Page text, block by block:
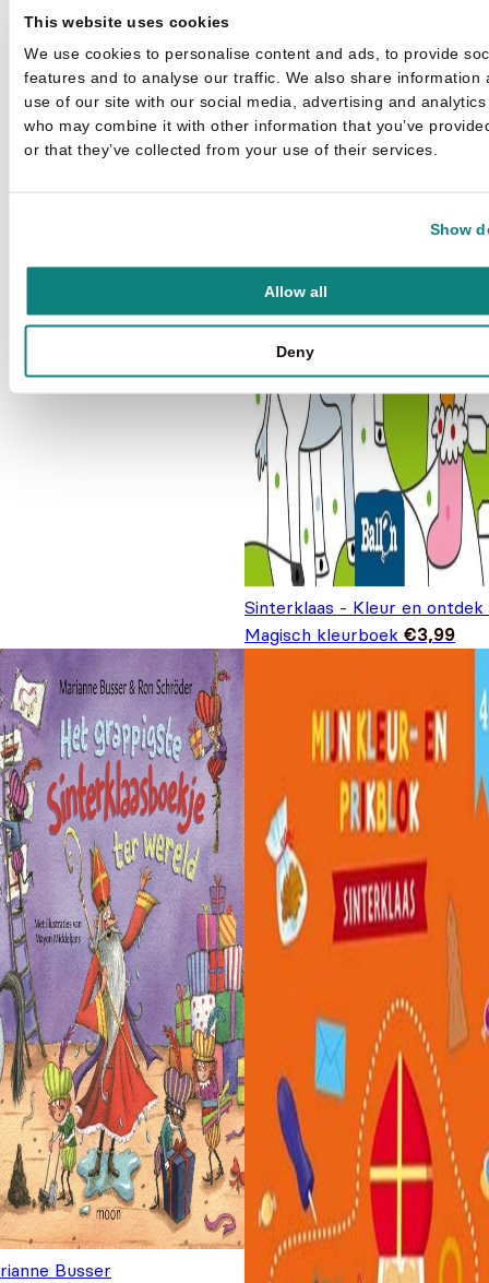
This website uses cookies
We use cookies to personalise content and ads, to provide
features and to analyse our traffic. We also share information
use of our site with our social media, advertising and
who may combine it with other information that you’ve
or that they’ve collected from your use of their services.
Show
Allow all
Deny
Sinterklaas - Kleur en ontdek
Magisch kleurboek €3,99
Busser